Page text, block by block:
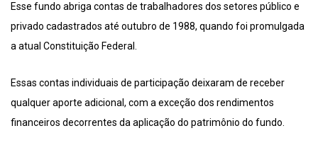
Esse fundo abriga contas de trabalhadores dos setores público e
privado cadastrados até outubro de 1988, quando foi promulgada
a atual Constituição Federal.
Essas contas individuais de participação deixaram de receber
qualquer aporte adicional, com a exceção dos rendimentos
financeiros decorrentes da aplicação do patrimônio do fundo.